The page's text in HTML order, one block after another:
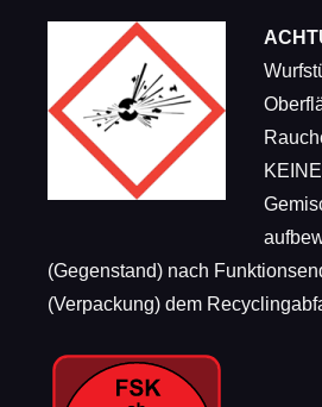
(Gegenstand) nach
(Verpackung) dem